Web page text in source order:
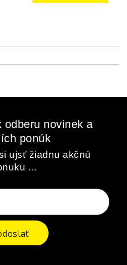
odberu novinek a
ponúk
ujsť žiadnu akčnú
...